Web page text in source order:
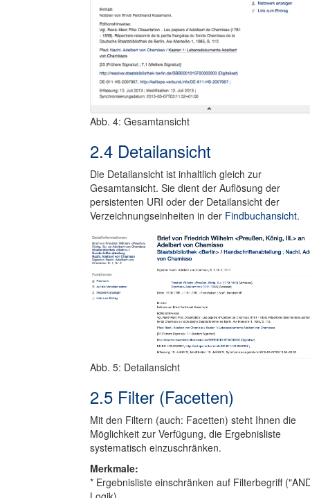
Abb. 4: Gesamtansicht
2.4 Detailansicht
Die Detailansicht ist inhaltlich gleich zur
Gesamtansicht. Sie dient der Auflösung der
persistenten URI oder der Detailansicht der
Verzeichnungseinheiten in der Findbuchansicht.
Abb. 5: Detailansicht
2.5 Filter (Facetten)
Mit den Filtern (auch: Facetten) steht Ihnen die
Möglichkeit zur Verfügung, die Ergebnisliste
systematisch einzuschränken.
Merkmale:
* Ergebnisliste einschränken auf Filterbegriff